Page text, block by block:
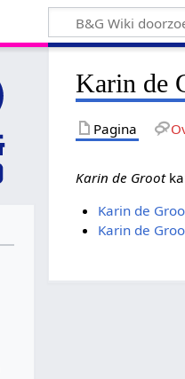
Karin de
Pagina
Karin de Groot
Karin de
Karin de